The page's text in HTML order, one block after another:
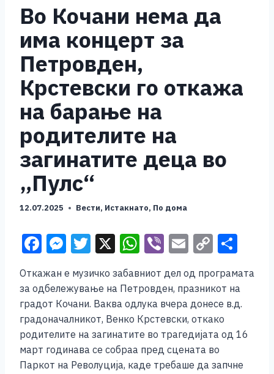
Во Кочани нема да
има концерт за
Петровден,
Крстевски го откажа
на барање на
родителите на
загинатите деца во
„Пулс“
12.07.2025 Вести, Истакнато, По дома
F
c
e
b
o
o
M
ss
e
n
g
er
T
tt
er
X W
at
s
A
p
p
Vi
er
E
ai
l
C
p
y
Li
n
k
ar
e
Откажан е музичко забавниот дел од програмата
за одбележување на Петровден, празникот на
градот Кочани. Ваква одлука вчера донесе в.д.
градоначалникот, Венко Крстевски, откако
родителите на загинатите во трагедијата од 16
март годинава се собраа пред сцената во
Паркот на Револуција, каде требаше да запчне